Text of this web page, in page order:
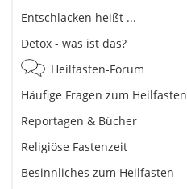
Entschlacken heißt ...
Detox - was ist das?
Heilfasten-Forum
Häufige Fragen zum Heilfasten
Reportagen & Bücher
Religiöse Fastenzeit
Besinnliches zum Heilfasten